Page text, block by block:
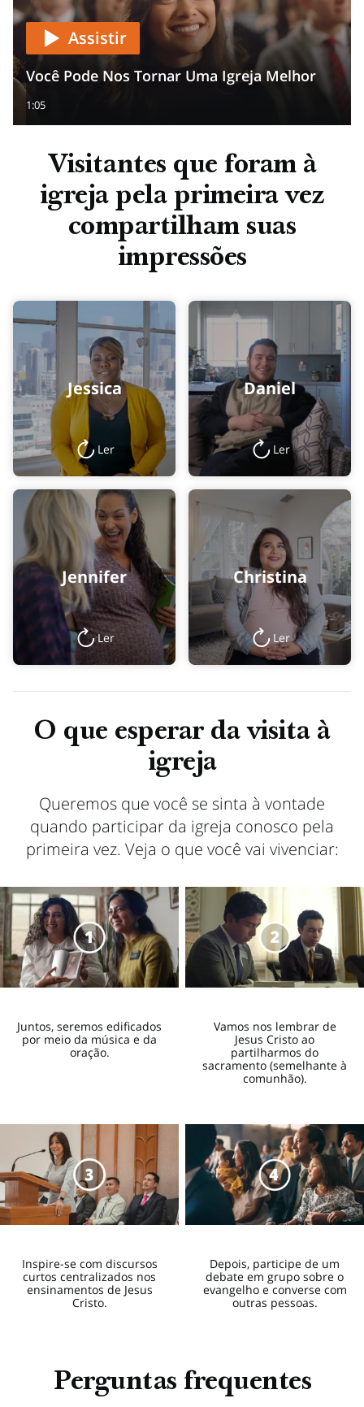
Assistir
Você Pode Nos Tornar Uma Igreja Melhor
1:05
Visitantes que foram à
igreja pela primeira vez
compartilham suas
impressões
Jessica
Ler
Daniel
Ler
Jennifer
Ler
Christina
Ler
O que esperar da visita à
igreja
Queremos que você se sinta à vontade
quando participar da igreja conosco pela
primeira vez. Veja o que você vai vivenciar:
Juntos, seremos edificados
por meio da música e da
oração.
Vamos nos lembrar de
Jesus Cristo ao
partilharmos do
sacramento (semelhante à
comunhão).
Inspire-se com discursos
curtos centralizados nos
ensinamentos de Jesus
Cristo.
Depois, participe de um
debate em grupo sobre o
evangelho e converse com
outras pessoas.
Perguntas frequentes